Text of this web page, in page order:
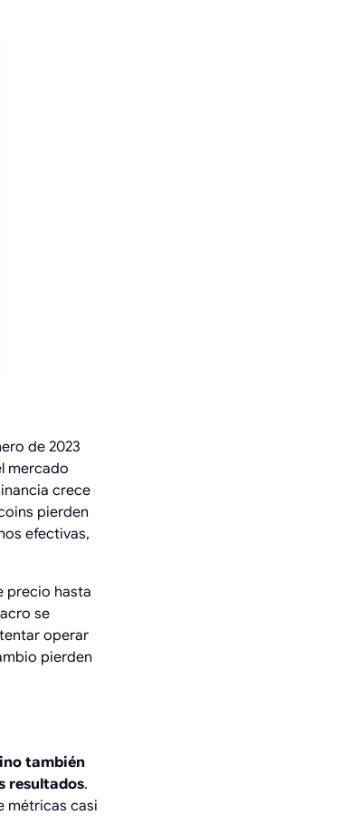
de 2023
mercado
crece
pierden
efectivas,
precio hasta
se
operar
pierden
también
resultados.
métricas casi